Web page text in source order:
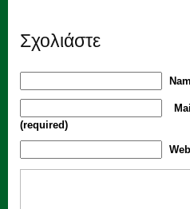
Σχολιάστε
(required)